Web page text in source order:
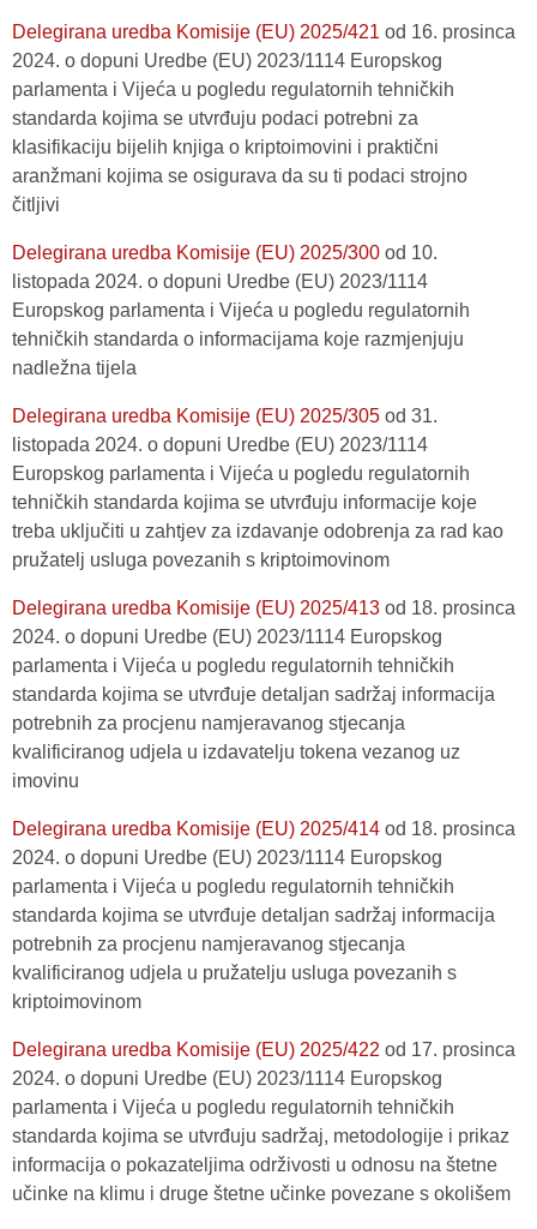
Delegirana uredba Komisije (EU) 2025/421 оd 16. prosinca
2024. o dopuni Uredbe (EU) 2023/1114 Europskog
parlamenta i Vijeća u pogledu regulatornih tehničkih
standarda kojima se utvrđuju podaci potrebni za
klasifikaciju bijelih knjiga o kriptoimovini i praktični
aranžmani kojima se osigurava da su ti podaci strojno
čitljivi
Delegirana uredba Komisije (EU) 2025/300 оd 10.
listopada 2024. o dopuni Uredbe (EU) 2023/1114
Europskog parlamenta i Vijeća u pogledu regulatornih
tehničkih standarda o informacijama koje razmjenjuju
nadležna tijela
Delegirana uredba Komisije (EU) 2025/305 оd 31.
listopada 2024. o dopuni Uredbe (EU) 2023/1114
Europskog parlamenta i Vijeća u pogledu regulatornih
tehničkih standarda kojima se utvrđuju informacije koje
treba uključiti u zahtjev za izdavanje odobrenja za rad kao
pružatelj usluga povezanih s kriptoimovinom
Delegirana uredba Komisije (EU) 2025/413 оd 18. prosinca
2024. o dopuni Uredbe (EU) 2023/1114 Europskog
parlamenta i Vijeća u pogledu regulatornih tehničkih
standarda kojima se utvrđuje detaljan sadržaj informacija
potrebnih za procjenu namjeravanog stjecanja
kvalificiranog udjela u izdavatelju tokena vezanog uz
imovinu
Delegirana uredba Komisije (EU) 2025/414 оd 18. prosinca
2024. o dopuni Uredbe (EU) 2023/1114 Europskog
parlamenta i Vijeća u pogledu regulatornih tehničkih
standarda kojima se utvrđuje detaljan sadržaj informacija
potrebnih za procjenu namjeravanog stjecanja
kvalificiranog udjela u pružatelju usluga povezanih s
kriptoimovinom
Delegirana uredba Komisije (EU) 2025/422 оd 17. prosinca
2024. o dopuni Uredbe (EU) 2023/1114 Europskog
parlamenta i Vijeća u pogledu regulatornih tehničkih
standarda kojima se utvrđuju sadržaj, metodologije i prikaz
informacija o pokazateljima održivosti u odnosu na štetne
učinke na klimu i druge štetne učinke povezane s okolišem